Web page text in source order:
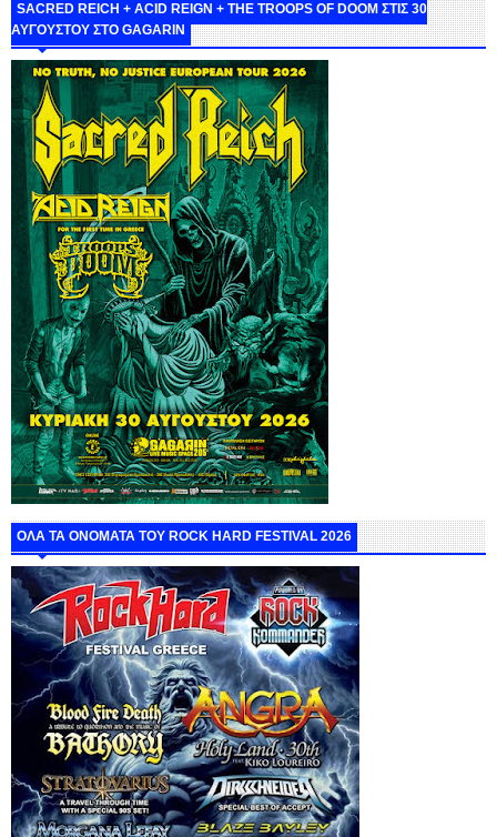
SACRED REICH + ACID REIGN + THE TROOPS OF DOOM ΣΤΙΣ 30
ΑΥΓΟΥΣΤΟΥ ΣΤΟ GAGARIN
ΟΛΑ ΤΑ ΟΝΟΜΑΤΑ ΤΟΥ ROCK HARD FESTIVAL 2026